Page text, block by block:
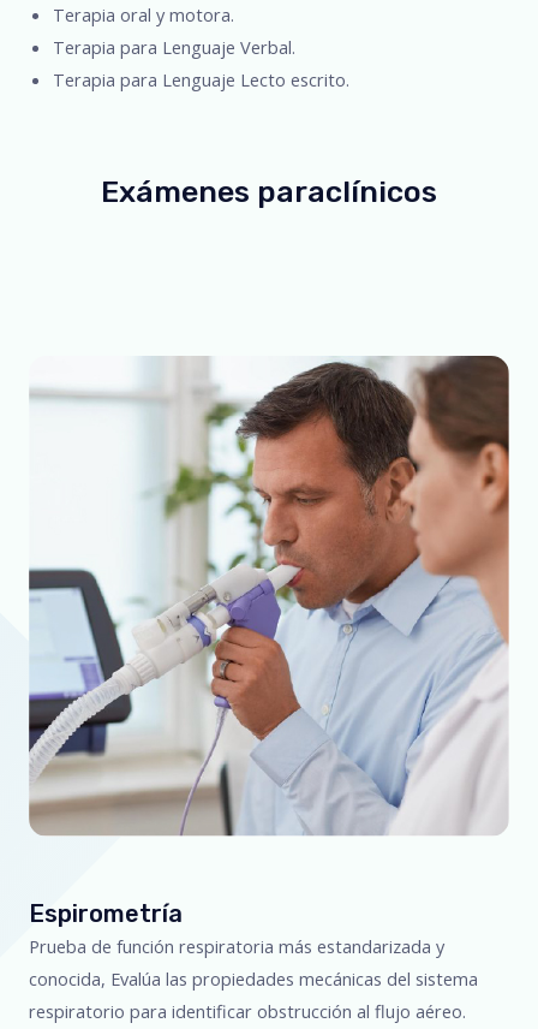
Terapia oral y motora.
Terapia para Lenguaje Verbal.
Terapia para Lenguaje Lecto escrito.
Exámenes paraclínicos
Espirometría
Prueba de función respiratoria más estandarizada y
conocida, Evalúa las propiedades mecánicas del sistema
respiratorio para identificar obstrucción al flujo aéreo.